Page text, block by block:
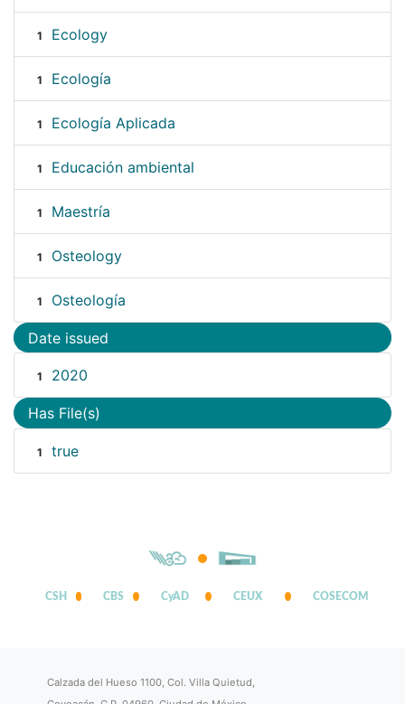
1 Ecology
1 Ecología
1 Ecología Aplicada
1 Educación ambiental
1 Maestría
1 Osteology
1 Osteología
Date issued
1 2020
Has File(s)
1 true
CSH CBS CyAD CEUX COSECOM
Calzada del Hueso 1100, Col. Villa Quietud,